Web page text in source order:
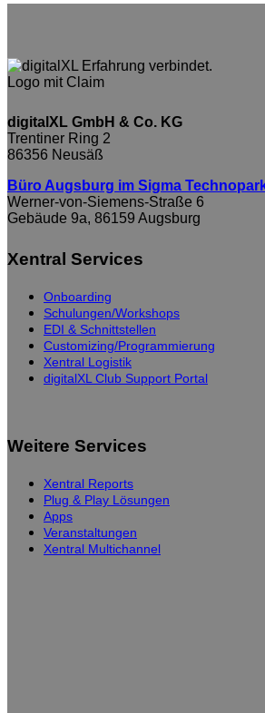
digitalXL GmbH & Co. KG
Trentiner Ring 2
86356 Neusäß
Büro Augsburg im Sigma
Werner-von-Siemens-Straße 6
Gebäude 9a, 86159 Augsburg
Xentral Services
Onboarding
Schulungen/Workshops
EDI & Schnittstellen
Customizing/Programmierung
Xentral Logistik
digitalXL Club Support Portal
Weitere Services
Xentral Reports
Plug & Play Lösungen
Apps
Veranstaltungen
Xentral Multichannel